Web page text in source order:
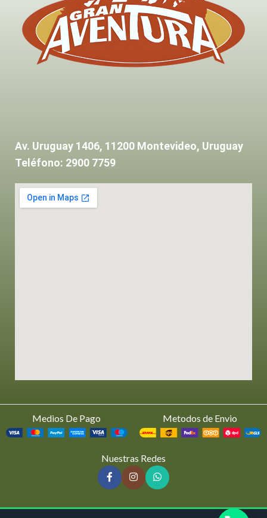
Av. Uruguay 1406, 11200 Montevideo, Uruguay
Teléfono: 2900 7759
Medios De Pago Metodos de Envio
Nuestras Redes